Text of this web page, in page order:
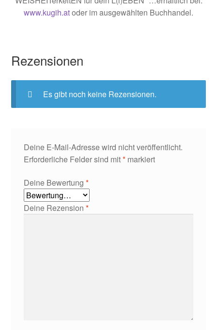
www.kugih.atoder im ausgewählten Buchhandel.
Rezensionen
Es gibt noch keine Rezensionen.
Deine E-Mail-Adresse wird nicht veröffentlicht.
Erforderliche Felder sind mit*markiert
Deine Bewertung *
Deine Rezension *